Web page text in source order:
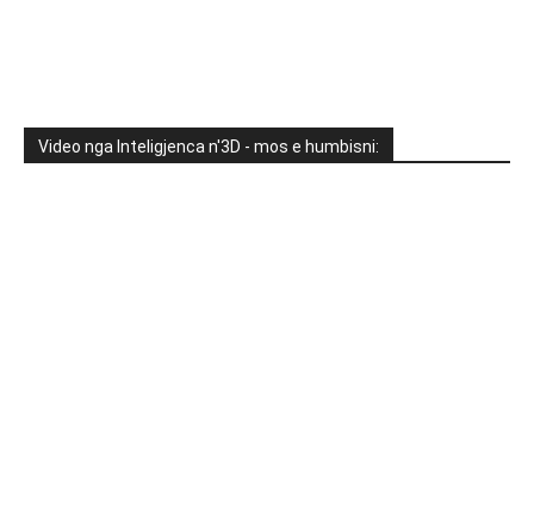
Video nga Inteligjenca n'3D - mos e humbisni: